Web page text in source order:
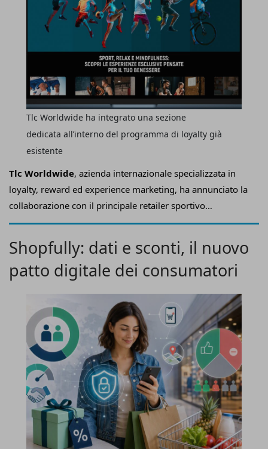
Tlc Worldwide, azienda internazionale specializzata in
loyalty, reward ed experience marketing, ha annunciato la
collaborazione con il principale retailer sportivo
italianoCisalfa Sportper l’evoluzione diCisalfa Pro, il
lifestyle.
Tlc Worldwide ha integrato una sezione
dedicata all’interno del programma di loyalty già
esistente
Shopfully: dati e sconti, il nuovo
patto digitale dei consumatori